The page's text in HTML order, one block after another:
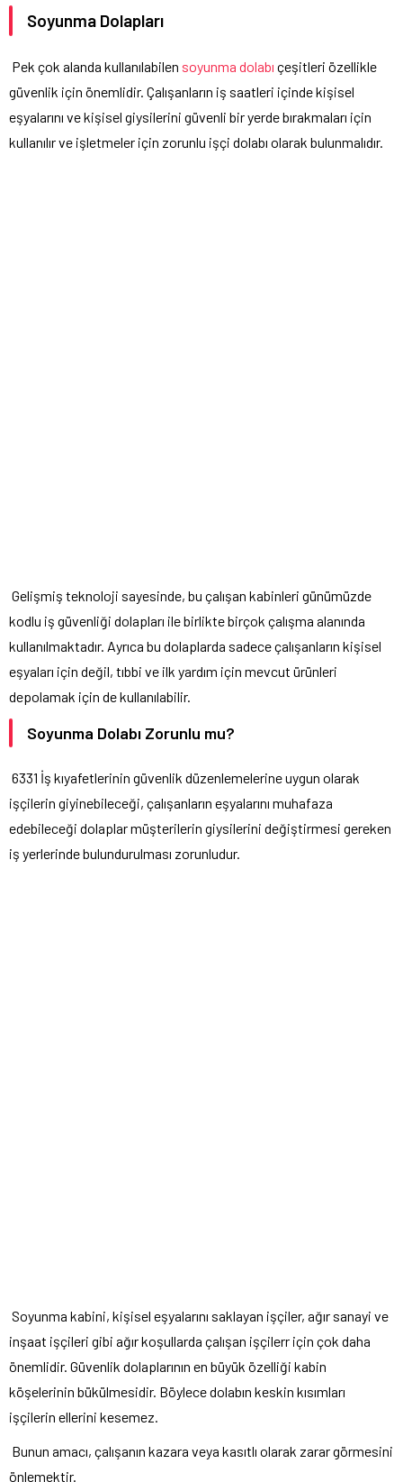
Soyunma Dolapları
Pek çok alanda kullanılabilen soyunma dolabı çeşitleri özellikle
güvenlik için önemlidir. Çalışanların iş saatleri içinde kişisel
eşyalarını ve kişisel giysilerini güvenli bir yerde bırakmaları için
kullanılır ve işletmeler için zorunlu işçi dolabı olarak bulunmalıdır.
Gelişmiş teknoloji sayesinde, bu çalışan kabinleri günümüzde
kodlu iş güvenliği dolapları ile birlikte birçok çalışma alanında
kullanılmaktadır. Ayrıca bu dolaplarda sadece çalışanların kişisel
eşyaları için değil, tıbbi ve ilk yardım için mevcut ürünleri
depolamak için de kullanılabilir.
Soyunma Dolabı Zorunlu mu?
6331 İş kıyafetlerinin güvenlik düzenlemelerine uygun olarak
işçilerin giyinebileceği, çalışanların eşyalarını muhafaza
edebileceği dolaplar müşterilerin giysilerini değiştirmesi gereken
iş yerlerinde bulundurulması zorunludur.
Soyunma kabini, kişisel eşyalarını saklayan işçiler, ağır sanayi ve
inşaat işçileri gibi ağır koşullarda çalışan işçilerr için çok daha
önemlidir. Güvenlik dolaplarının en büyük özelliği kabin
köşelerinin bükülmesidir. Böylece dolabın keskin kısımları
işçilerin ellerini kesemez.
Bunun amacı, çalışanın kazara veya kasıtlı olarak zarar görmesini
önlemektir.